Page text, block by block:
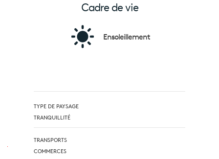
Cadre de vie
Ensoleillement
TYPE DE PAYSAGE
TRANQUILLITÉ
TRANSPORTS
COMMERCES